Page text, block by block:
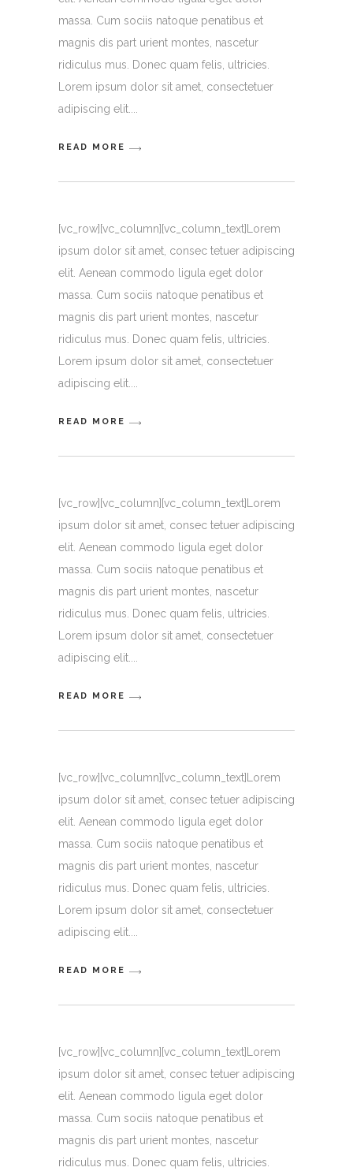
massa. Cum sociis natoque penatibus et
magnis dis part urient montes, nascetur
ridiculus mus. Donec quam felis, ultricies.
Lorem ipsum dolor sit amet, consectetuer
adipiscing elit.
READ MORE
[vc_row][vc_column][vc_column_text]Lorem
ipsum dolor sit amet, consec tetuer adipiscing
elit. Aenean commodo ligula eget dolor
massa. Cum sociis natoque penatibus et
magnis dis part urient montes, nascetur
ridiculus mus. Donec quam felis, ultricies.
Lorem ipsum dolor sit amet, consectetuer
adipiscing elit.
READ MORE
[vc_row][vc_column][vc_column_text]Lorem
ipsum dolor sit amet, consec tetuer adipiscing
elit. Aenean commodo ligula eget dolor
massa. Cum sociis natoque penatibus et
magnis dis part urient montes, nascetur
ridiculus mus. Donec quam felis, ultricies.
Lorem ipsum dolor sit amet, consectetuer
adipiscing elit.
READ MORE
[vc_row][vc_column][vc_column_text]Lorem
ipsum dolor sit amet, consec tetuer adipiscing
elit. Aenean commodo ligula eget dolor
massa. Cum sociis natoque penatibus et
magnis dis part urient montes, nascetur
ridiculus mus. Donec quam felis, ultricies.
Lorem ipsum dolor sit amet, consectetuer
adipiscing elit.
READ MORE
[vc_row][vc_column][vc_column_text]Lorem
ipsum dolor sit amet, consec tetuer adipiscing
elit. Aenean commodo ligula eget dolor
massa. Cum sociis natoque penatibus et
magnis dis part urient montes, nascetur
ridiculus mus. Donec quam felis, ultricies.